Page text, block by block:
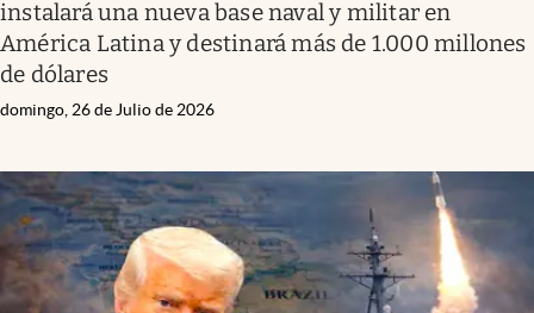
instalará una nueva base naval y militar en
América Latina y destinará más de 1.000 millones
de dólares
domingo, 26 de Julio de 2026